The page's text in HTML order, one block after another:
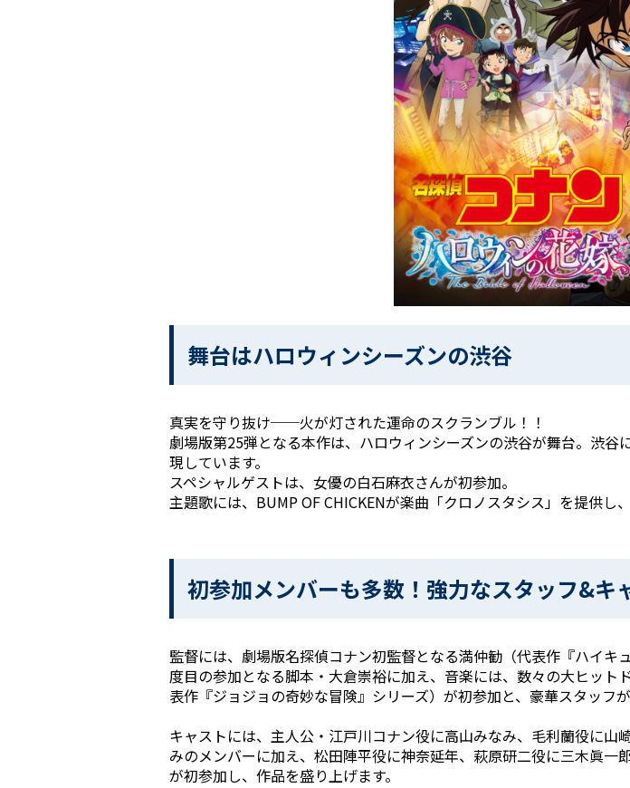
舞台はハロウィンシーズンの渋谷
真実を守り抜け──火が灯された運命のスクランブル！！
劇場版第25弾となる本作は、ハロウィンシーズンの渋谷が舞台。渋
現しています。
スペシャルゲストは、女優の白石麻衣さんが初参加。
主題歌には、BUMP OF CHICKENが楽曲「クロノスタシス」を提供し
初参加メンバーも多数！強力なスタッフ&キ
監督には、劇場版名探偵コナン初監督となる満仲勧（代表作『ハイ
度目の参加となる脚本・大倉崇裕に加え、音楽には、数々の大ヒッ
表作『ジョジョの奇妙な冒険』シリーズ）が初参加と、豪華スタッフが
キャストには、主人公・江戸川コナン役に高山みなみ、毛利蘭役に
みのメンバーに加え、松田陣平役に神奈延年、萩原研二役に三木眞一
が初参加し、作品を盛り上げます。